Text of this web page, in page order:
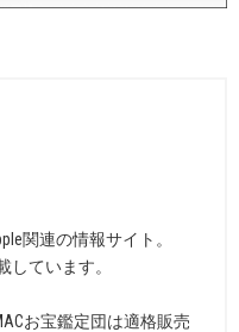
関連の情報サイト。
しています。
お宝鑑定団は適格販売